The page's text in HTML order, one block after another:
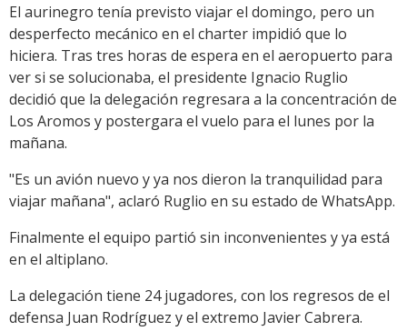
El aurinegro tenía previsto viajar el domingo, pero un
desperfecto mecánico en el charter impidió que lo
hiciera. Tras tres horas de espera en el aeropuerto para
ver si se solucionaba, el presidente Ignacio Ruglio
decidió que la delegación regresara a la concentración de
Los Aromos y postergara el vuelo para el lunes por la
mañana.
"Es un avión nuevo y ya nos dieron la tranquilidad para
viajar mañana", aclaró Ruglio en su estado de WhatsApp.
Finalmente el equipo partió sin inconvenientes y ya está
en el altiplano.
La delegación tiene 24 jugadores, con los regresos de el
defensa Juan Rodríguez y el extremo Javier Cabrera.